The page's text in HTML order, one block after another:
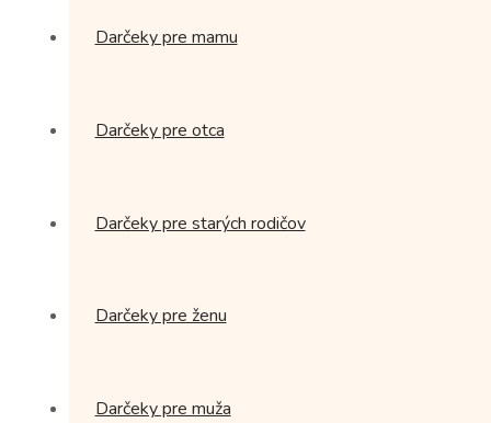
Darčeky pre mamu
Darčeky pre otca
Darčeky pre starých rodičov
Darčeky pre ženu
Darčeky pre muža